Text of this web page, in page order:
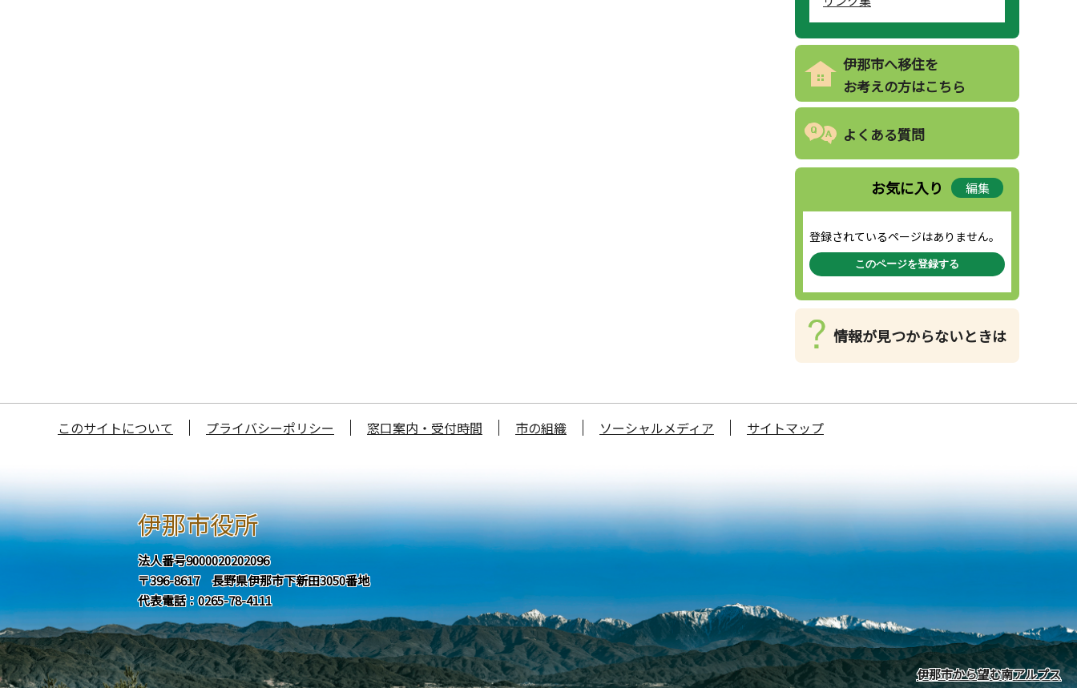
伊那市へ移住を
お考えの方はこちら
よくある質問
お気に入り 編集
登録されているページはありません。
このページを登録する
情報が見つからないときは
このサイトについて プライバシーポリシー 窓口案内・受付時間 市の組織 ソーシャルメディア サイトマップ
伊那市役所
法人番号9000020202096
〒396-8617 長野県伊那市下新田3050番地
代表電話：0265-78-4111
伊那市から望む南アルプス